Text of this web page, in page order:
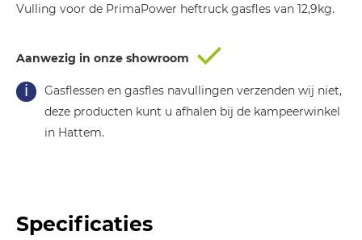
Vulling voor de PrimaPower heftruck gasfles van 12,9kg.
Aanwezig in onze showroom
Gasflessen en gasfles navullingen verzenden wij niet,
deze producten kunt u afhalen bij de kampeerwinkel
in Hattem.
Specificaties